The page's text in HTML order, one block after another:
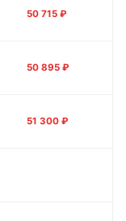
50 715 ₽
50 895 ₽
51 300 ₽